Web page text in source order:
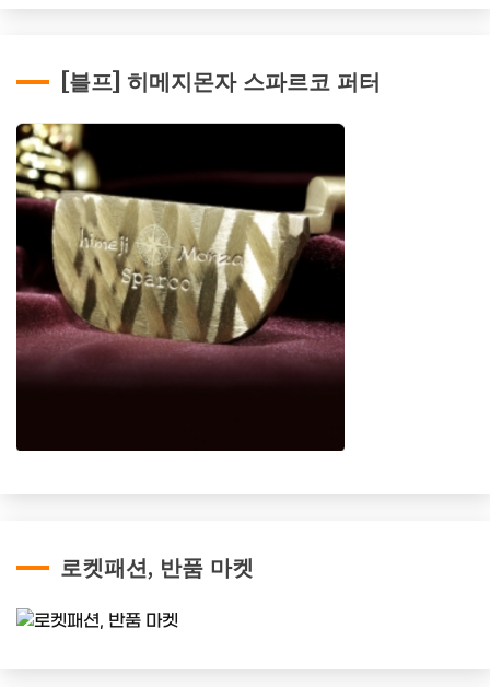
[블프] 히메지몬자 스파르코 퍼터
로켓패션, 반품 마켓